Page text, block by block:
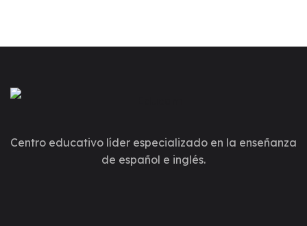
Centro educativo líder especializado en la enseñanza
de español e inglés.